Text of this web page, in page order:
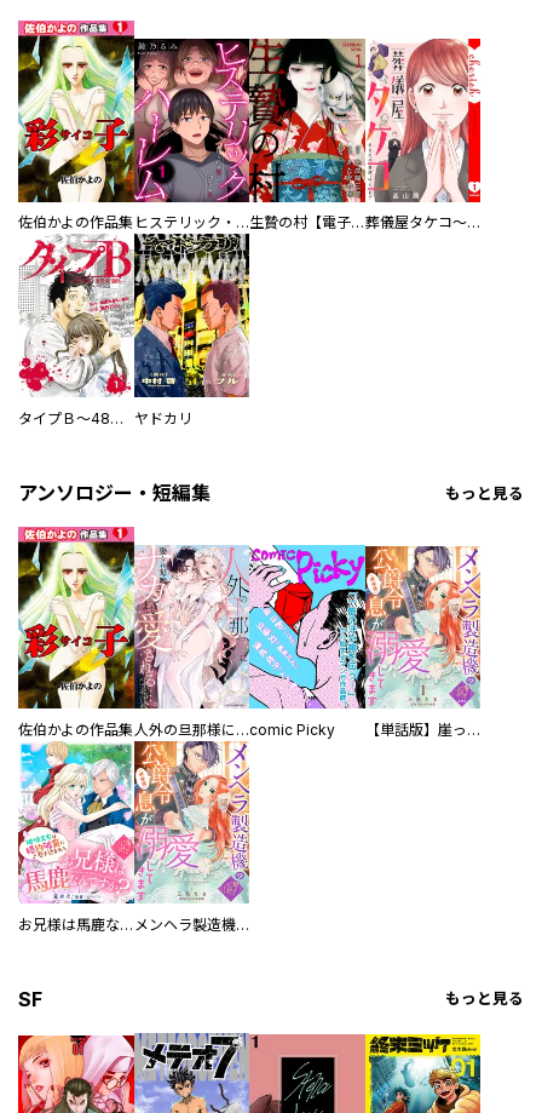
佐伯かよの作品集 ヒステリック・ハーレム～搾られる男と堕ちる女～【電子単行本版】 生贄の村【電子単行本版】 葬儀屋タケコ～あなたの最期、叶えます【電子単行本版】
タイプＢ～48時間後、致死率100％～【単話】 ヤドカリ
アンソロジー・短編集 もっと見る
佐伯かよの作品集 人外の旦那様に娶られ毎晩ナカまで愛される…。アンソロジーcomic Picky 【単話版】崖っぷち令嬢ですが、意地と策略で幸せになります！シリーズ
お兄様は馬鹿なんですか？～地味王女は婚約破棄に巻き込まれる～ メンヘラ製造機の公爵令息（過保護）が溺愛してきます
SF もっと見る